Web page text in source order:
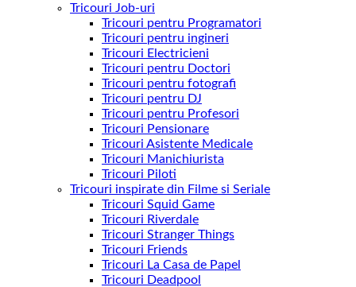
Tricouri Job-uri
Tricouri pentru Programatori
Tricouri pentru ingineri
Tricouri Electricieni
Tricouri pentru Doctori
Tricouri pentru fotografi
Tricouri pentru DJ
Tricouri pentru Profesori
Tricouri Pensionare
Tricouri Asistente Medicale
Tricouri Manichiurista
Tricouri Piloti
Tricouri inspirate din Filme si Seriale
Tricouri Squid Game
Tricouri Riverdale
Tricouri Stranger Things
Tricouri Friends
Tricouri La Casa de Papel
Tricouri Deadpool